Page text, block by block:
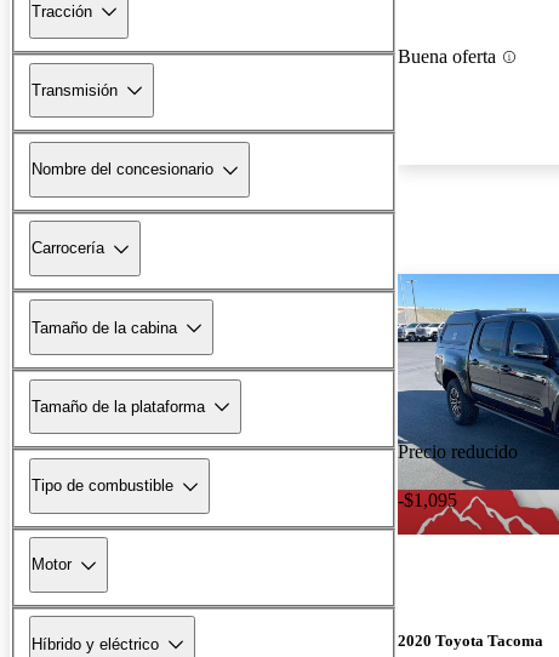
Tracción
Transmisión
Nombre del concesionario
Carrocería
Tamaño de la cabina
Tamaño de la plataforma
Tipo de combustible
Motor
Híbrido y eléctrico
Buena oferta
Precio reducido
-$1,095
2020 Toyota Tacoma